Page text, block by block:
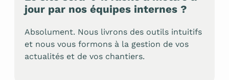
jour par nos équipes internes ?
Absolument. Nous livrons des outils intuitifs
et nous vous formons à la gestion de vos
actualités et de vos chantiers.